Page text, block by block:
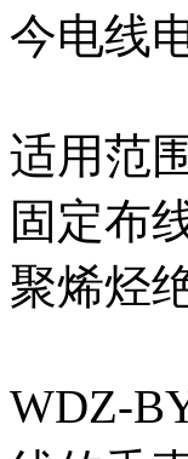
今电线
适用范
固定布
聚烯烃
WDZ-